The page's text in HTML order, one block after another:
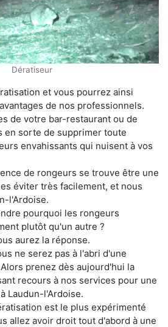
Dératiseur
et vous pourrez ainsi
de nos professionnels.
de votre bar-restaurant ou de
en sorte de supprimer toute
envahissants qui nuisent à vos
de rongeurs se trouve être une
éviter très facilement, et nous
l'Ardoise.
pourquoi les rongeurs
plutôt qu'un autre ?
aurez la réponse.
ne serez pas à l'abri d'une
prenez dès aujourd'hui la
recours à nos services pour une
Laudun-l'Ardoise.
est le plus expérimenté
allez avoir droit tout d'abord à une